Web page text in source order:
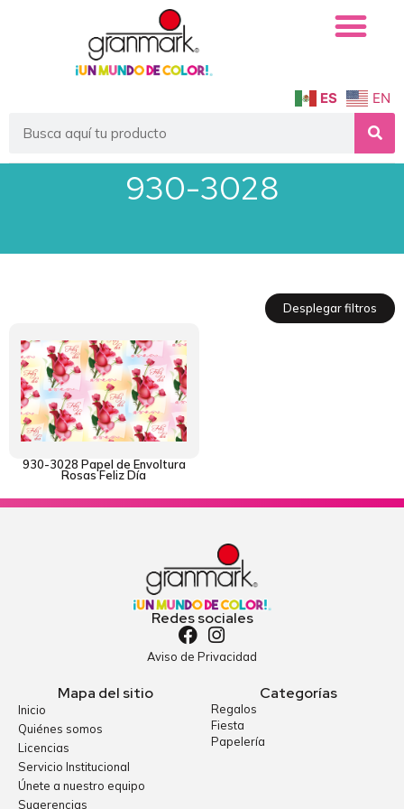
ES EN
930-3028
Desplegar filtros
930-3028 Papel de Envoltura
Rosas Feliz Día
Redes sociales
Aviso de Privacidad
Mapa del sitio
Inicio
Quiénes somos
Licencias
Servicio Institucional
Únete a nuestro equipo
Sugerencias
Categorías
Regalos
Fiesta
Papelería